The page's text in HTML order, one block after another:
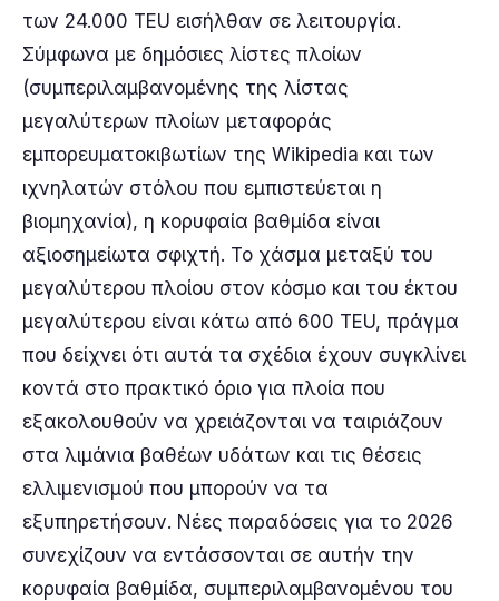
των 24.000 TEU εισήλθαν σε λειτουργία.
Σύμφωνα με δημόσιες λίστες πλοίων
(συμπεριλαμβανομένης της λίστας
μεγαλύτερων πλοίων μεταφοράς
εμπορευματοκιβωτίων της Wikipedia και των
ιχνηλατών στόλου που εμπιστεύεται η
βιομηχανία), η κορυφαία βαθμίδα είναι
αξιοσημείωτα σφιχτή. Το χάσμα μεταξύ του
μεγαλύτερου πλοίου στον κόσμο και του έκτου
μεγαλύτερου είναι κάτω από 600 TEU, πράγμα
που δείχνει ότι αυτά τα σχέδια έχουν συγκλίνει
κοντά στο πρακτικό όριο για πλοία που
εξακολουθούν να χρειάζονται να ταιριάζουν
στα λιμάνια βαθέων υδάτων και τις θέσεις
ελλιμενισμού που μπορούν να τα
εξυπηρετήσουν. Νέες παραδόσεις για το 2026
συνεχίζουν να εντάσσονται σε αυτήν την
κορυφαία βαθμίδα, συμπεριλαμβανομένου του